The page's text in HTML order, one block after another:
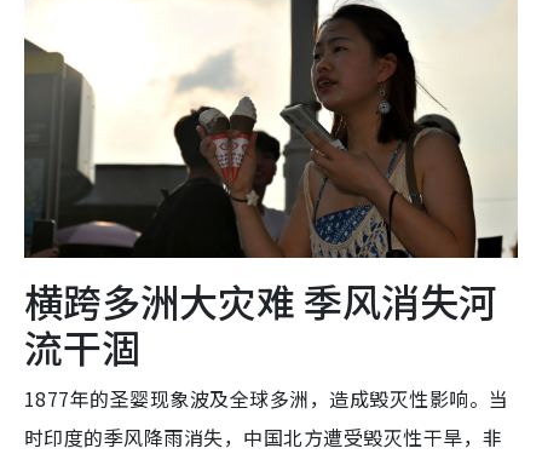
横跨多洲大灾难 季风消失河
流干涸
1877年的圣婴现象波及全球多洲，造成毁灭性影响。当
时印度的季风降雨消失，中国北方遭受毁灭性干旱，非